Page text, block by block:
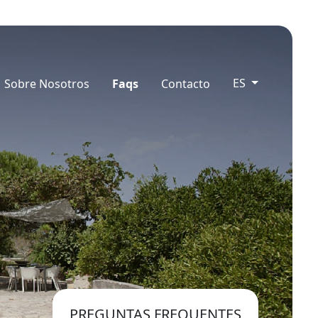
Sobre Nosotros Faqs Contacto ES